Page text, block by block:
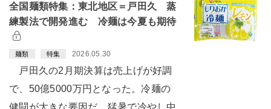
全国麺類特集：東北地区＝戸田久 蒸
練製法で開発進む 冷麺は今夏も期待
麺類 特集 2026.05.30
戸田久の2月期決算は売上げが好調
で、50億5000万円となった。冷麺の
健闘が大きな要因だ。猛暑で冷やし中